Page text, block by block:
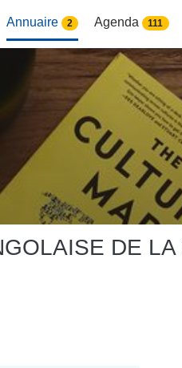
Annuaire 2 Agenda 111
DE